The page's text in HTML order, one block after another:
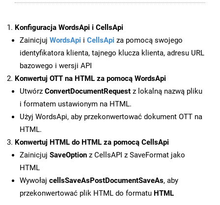
Konfiguracja WordsApi i CellsApi
Zainicjuj WordsApi i CellsApi za pomocą swojego
identyfikatora klienta, tajnego klucza klienta, adresu URL
bazowego i wersji API
Konwertuj OTT na HTML za pomocą WordsApi
Utwórz ConvertDocumentRequest z lokalną nazwą pliku
i formatem ustawionym na HTML.
Użyj WordsApi, aby przekonwertować dokument OTT na
HTML.
Konwertuj HTML do HTML za pomocą CellsApi
Zainicjuj SaveOption z CellsAPI z SaveFormat jako
HTML
Wywołaj cellsSaveAsPostDocumentSaveAs, aby
przekonwertować plik HTML do formatu HTML